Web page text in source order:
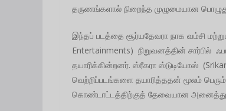
தருணங்களால் நிறைந்த முழுமையான
இந்தப் படத்தை சூர்யதேவரா நாக வம்சி
Entertainments) நிறுவனத்தின் சார்பில்
தயாரிக்கின்றனர். ஸ்ரீகரா ஸ்டுடியோஸ்
வெற்றிப்படங்களை தயாரித்ததன் மூலம்
கொண்டாட்டத்திற்குத் தேவையான